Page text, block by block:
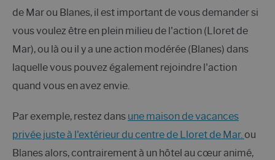
de Mar ou Blanes, il est important de vous demander si
vous voulez être en plein milieu de l'action (Lloret de
Mar), ou là ou il y a une action modérée (Blanes) dans
laquelle vous pouvez également rejoindre l'action
quand vous en avez envie.
Par exemple, restez dans une maison de vacances
privée juste à l'extérieur du centre de Lloret de Mar.ou
Blanes alors, contrairement à un hôtel au cœur animé,